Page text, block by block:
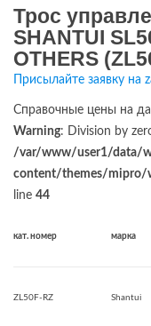
Трос
SHANTUI
OTHERS
Присылайте заявку на
Справочные цены на
Warning: Division by
/var/www/user1/data/
content/themes/mipro/
line 44
кат. номер марка
ZL50F-RZ Shantui